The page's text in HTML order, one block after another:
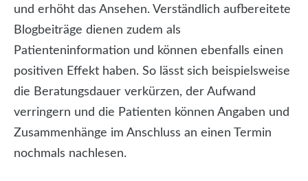
und erhöht das Ansehen. Verständlich aufbereitete
Blogbeiträge dienen zudem als
Patienteninformation und können ebenfalls einen
positiven Effekt haben. So lässt sich beispielsweise
die Beratungsdauer verkürzen, der Aufwand
verringern und die Patienten können Angaben und
Zusammenhänge im Anschluss an einen Termin
nochmals nachlesen.